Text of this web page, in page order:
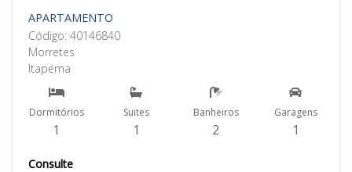
APARTAMENTO
Código: 40146840
Morretes
Itapema
Dormitórios
1
Suites
1
Banheiros
2
Garagens
1
Consulte